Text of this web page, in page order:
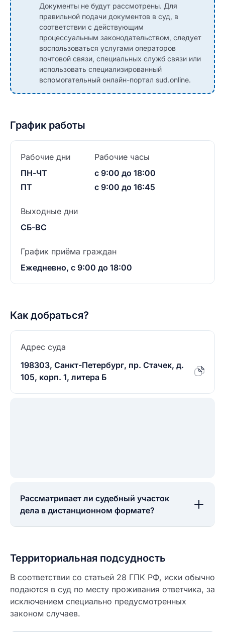
Документы не будут рассмотрены. Для
правильной подачи документов в суд, в
соответствии с действующим
процессуальным законодательством, следует
воспользоваться услугами операторов
почтовой связи, специальных служб связи или
использовать специализированный
вспомогательный онлайн-портал sud.online.
График работы
Рабочие дни
ПН-ЧТ
ПТ
Рабочие часы
с 9:00 до 18:00
с 9:00 до 16:45
Выходные дни
СБ-ВС
График приёма граждан
Ежедневно, с 9:00 до 18:00
Как добраться?
Адрес суда
198303, Санкт-Петербург, пр. Стачек, д.
105, корп. 1, литера Б
Рассматривает ли судебный участок
дела в дистанционном формате?
Территориальная подсудность
В соответствии со статьей 28 ГПК РФ, иски обычно
подаются в суд по месту проживания ответчика, за
исключением специально предусмотренных
законом случаев.